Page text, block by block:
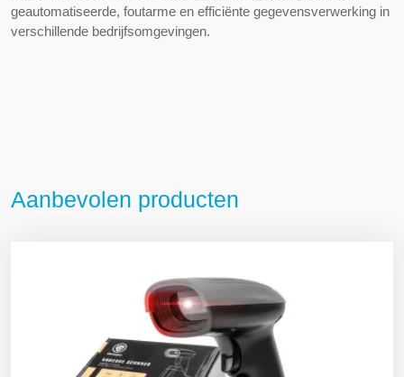
geautomatiseerde, foutarme en efficiënte gegevensverwerking in
verschillende bedrijfsomgevingen.
Aanbevolen producten